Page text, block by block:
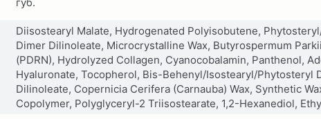
Diisostearyl Malate, Hydrogenated Polyisobutene,
Dimer Dilinoleate, Microcrystalline Wax, Butyrospermum
(PDRN), Hydrolyzed Collagen, Cyanocobalamin, Panthenol,
Hyaluronate, Tocopherol, Bis-Behenyl/Isostearyl/Phytosteryl
Dilinoleate, Copernicia Cerifera (Carnauba) Wax, Synthetic
Copolymer, Polyglyceryl-2 Triisostearate, 1,2-Hexanediol,